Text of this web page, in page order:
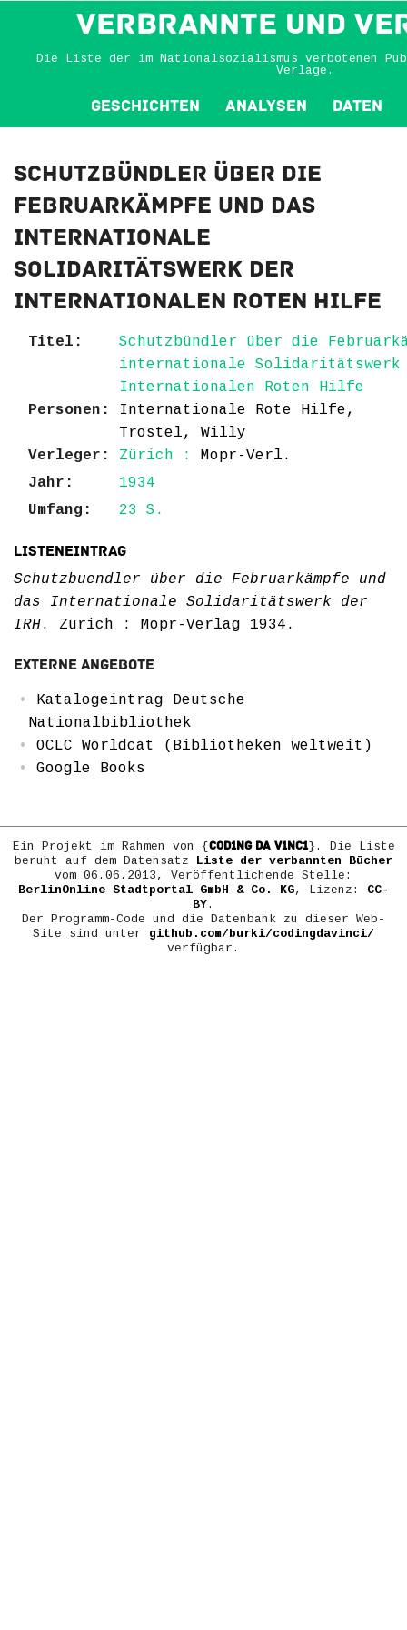
VERBRANNTE und
Die Liste der im Nationalsozialismus verbotenen
Verlage.
Geschichten Analysen Daten
Schutzbündler über die
Februarkämpfe und das
internationale
Solidaritätswerk der
Internationalen Roten Hilfe
Titel:
Schutzbündler über die
internationale Solidaritätswerk
Internationalen Roten Hilfe
Personen:
Internationale Rote Hilfe,
Trostel, Willy
Verleger:
Zürich : Mopr-Verl.
Jahr:
1934
Umfang:
23 S.
Listeneintrag
Schutzbuendler über die Februarkämpfe und
das Internationale Solidaritätswerk der
IRH. Zürich : Mopr-Verlag 1934.
Externe Angebote
Katalogeintrag Deutsche
Nationalbibliothek
OCLC Worldcat (Bibliotheken weltweit)
Google Books
Ein Projekt im Rahmen von {COD1NG DA V1NC1}. Die Liste
beruht auf dem Datensatz Liste der verbannten Bücher
vom 06.06.2013, Veröffentlichende Stelle:
BerlinOnline Stadtportal GmbH & Co. KG, Lizenz: CC-
BY.
Der Programm-Code und die Datenbank zu dieser Web-
Site sind unter github.com/burki/codingdavinci/
verfügbar.